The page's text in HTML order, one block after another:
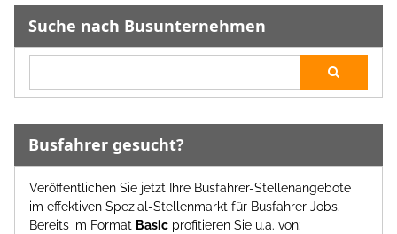
Suche nach Busunternehmen
Busfahrer gesucht?
Veröffentlichen Sie jetzt Ihre Busfahrer-Stellenangebote
im effektiven Spezial-Stellenmarkt für Busfahrer Jobs.
Bereits im Format Basic profitieren Sie u.a. von: